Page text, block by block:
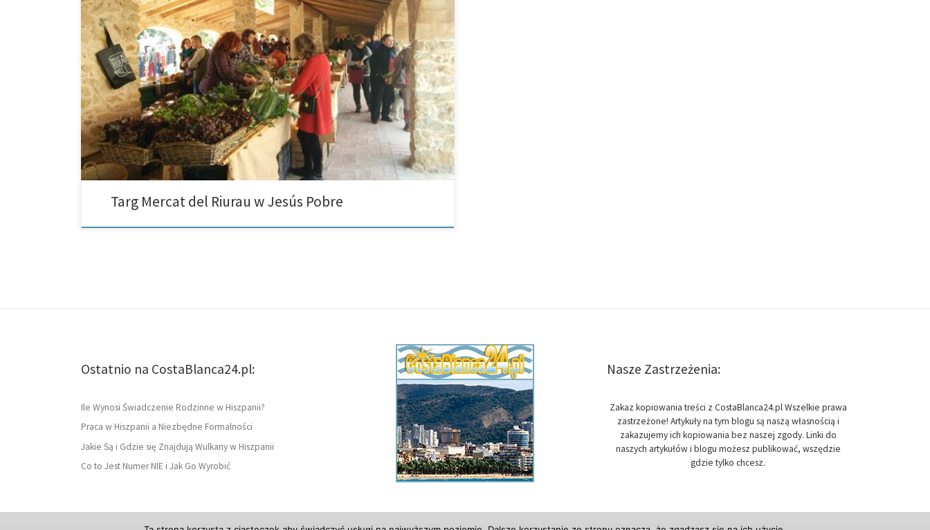
Mało który targ nad wybrzeżem jest tak autentyczny jak ten. Latem targ czynny jest co
niedzieli od godziny 18:00 do 23:00 i znajduje się pod starym budynkiem, gdzie
niegdyś suszono […]
Targ Mercat del Riurau w Jesús Pobre
Ostatnio na CostaBlanca24.pl:
Ile Wynosi Świadczenie Rodzinne w Hiszpanii?
Praca w Hiszpanii a Niezbędne Formalności
Jakie Są i Gdzie się Znajdują Wulkany w Hiszpanii
Co to Jest Numer NIE i Jak Go Wyrobić
Nasze Zastrzeżenia:
Zakaz kopiowania treści z CostaBlanca24.pl Wszelkie prawa
zastrzeżone! Artykuły na tym blogu są naszą własnością i
zakazujemy ich kopiowania bez naszej zgody. Linki do
naszych artykułów i blogu możesz publikować, wszędzie
gdzie tylko chcesz.